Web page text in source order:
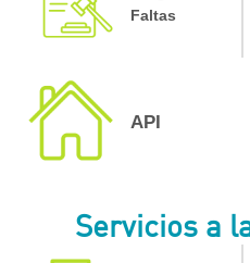
Faltas
API
Servicios a